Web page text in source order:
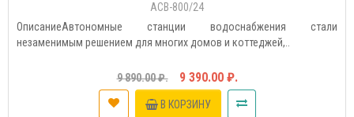
АСВ-800/24
ОписаниеАвтономные станции водоснабжения стали
незаменимым решением для многих домов и коттеджей,..
9 890.00 ₽. 9 390.00 ₽.
В КОРЗИНУ